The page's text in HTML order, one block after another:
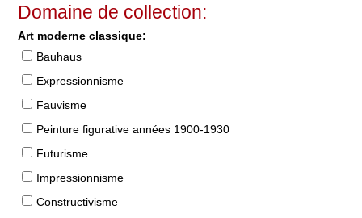
Domaine de collection:
Art moderne classique:
Bauhaus
Expressionnisme
Fauvisme
Peinture figurative années 1900-1930
Futurisme
Impressionnisme
Constructivisme